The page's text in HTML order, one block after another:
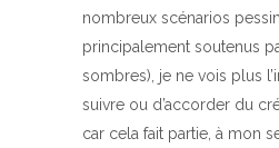
nombreux scénarios
principalement soutenus
sombres), je ne vois plus
suivre ou d’accorder du
car cela fait partie, à mon